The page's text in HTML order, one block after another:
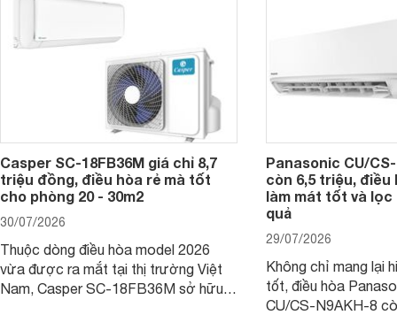
Casper SC-18FB36M giá chỉ 8,7
triệu đồng, điều hòa rẻ mà tốt
cho phòng 20 - 30m2
30/07/2026
Thuộc dòng điều hòa model 2026
vừa được ra mắt tại thị trường Việt
Nam, Casper SC-18FB36M sở hữu
Panasonic CU/
còn 6,5 triệu, điều
làm mát tốt và lọc
quả
29/07/2026
Không chỉ mang lại
tốt, điều hòa
CU/CS-N9AKH-8